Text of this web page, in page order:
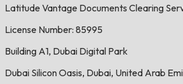
Latitude Vantage Documents Clearing
License Number: 85995
Building A1, Dubai Digital Park
Dubai Silicon Oasis, Dubai, United Arab